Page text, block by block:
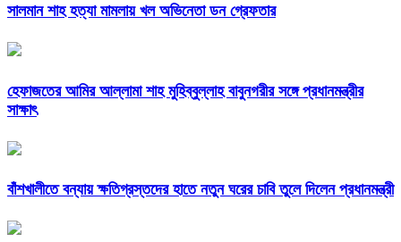
সালমান শাহ হত্যা মামলায় খল অভিনেতা ডন গ্রেফতার
হেফাজতের আমির আল্লামা শাহ মুহিব্বুল্লাহ বাবুনগরীর সঙ্গে প্রধানমন্ত্রীর
সাক্ষাৎ
বাঁশখালীতে বন্যায় ক্ষতিগ্রস্তদের হাতে নতুন ঘরের চাবি তুলে দিলেন প্রধানমন্ত্রী